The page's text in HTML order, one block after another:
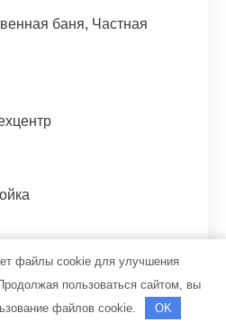
баня, Частная
комплекс
файлы cookie для улучшения
пользоваться сайтом, вы
файлов cookie.
OK